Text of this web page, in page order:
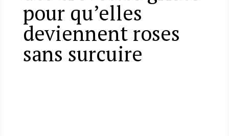
pour qu’elles
deviennent roses
sans surcuire